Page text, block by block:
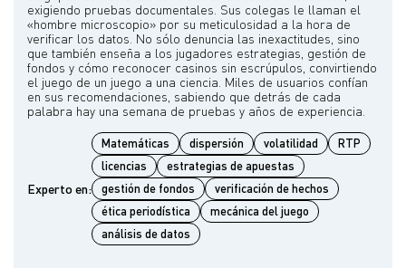
exigiendo pruebas documentales. Sus colegas le llaman el
«hombre microscopio» por su meticulosidad a la hora de
verificar los datos. No sólo denuncia las inexactitudes, sino
que también enseña a los jugadores estrategias, gestión de
fondos y cómo reconocer casinos sin escrúpulos, convirtiendo
el juego de un juego a una ciencia. Miles de usuarios confían
en sus recomendaciones, sabiendo que detrás de cada
Experto en:
Matemáticas dispersión volatilidad
RTP
licencias
estrategias de apuestas
gestión de fondos
verificación de hechos
ética periodística
mecánica del juego
análisis de datos